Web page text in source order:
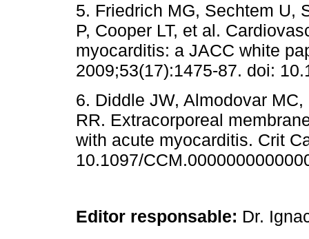
5. Friedrich MG, Sechtem U,
P, Cooper LT, et al.
myocarditis: a JACC white
2009;53(17):1475-87. doi:
6. Diddle JW, Almodovar
RR. Extracorporeal
with acute myocarditis. Crit
10.1097/
Editor responsable: Dr.